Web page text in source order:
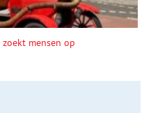
mensen op